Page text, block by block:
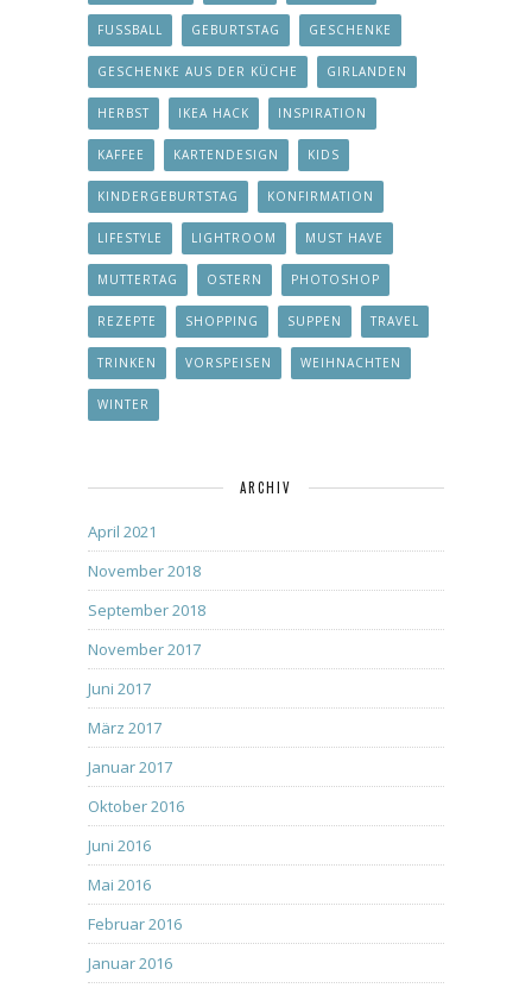
FUSSBALL GEBURTSTAG GESCHENKE
GESCHENKE AUS DER KÜCHE GIRLANDEN
HERBST IKEA HACK INSPIRATION
KAFFEE KARTENDESIGN KIDS
KINDERGEBURTSTAG KONFIRMATION
LIFESTYLE LIGHTROOM MUST HAVE
MUTTERTAG OSTERN PHOTOSHOP
REZEPTE SHOPPING SUPPEN TRAVEL
TRINKEN VORSPEISEN WEIHNACHTEN
WINTER
ARCHIV
April 2021
November 2018
September 2018
November 2017
Juni 2017
März 2017
Januar 2017
Oktober 2016
Juni 2016
Mai 2016
Februar 2016
Januar 2016